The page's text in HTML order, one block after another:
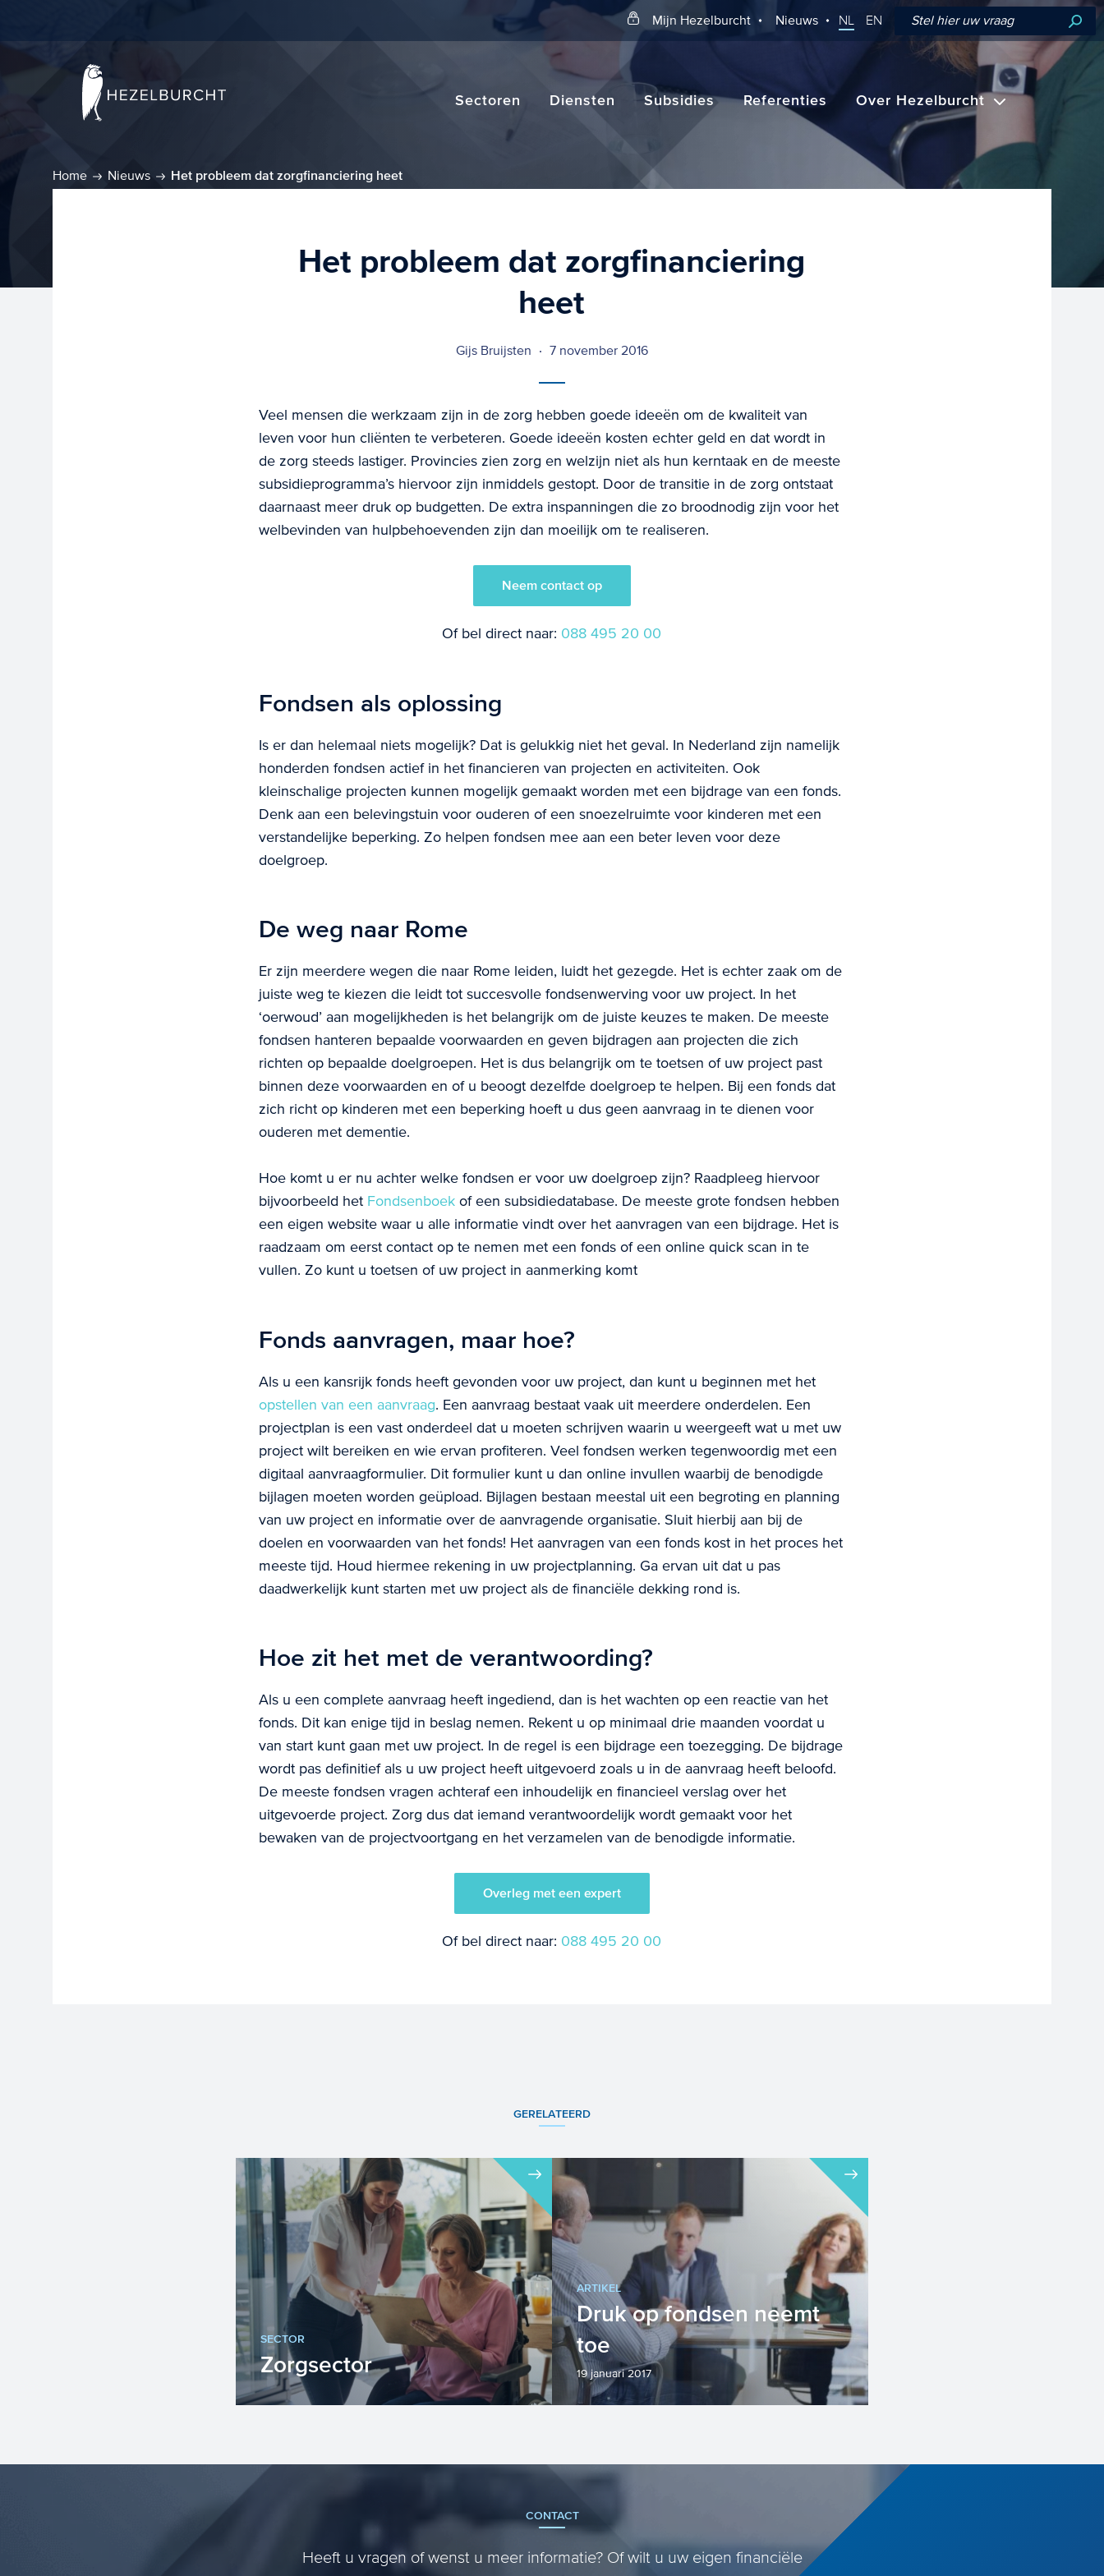
Mijn Hezelburcht Nieuws NL EN
Zoeken
Sectoren Diensten Subsidies Referenties Over Hezelburcht
Home Nieuws Het probleem dat zorgfinanciering heet
Het probleem dat zorgfinanciering
heet
Gijs Bruijsten 7 november 2016
Veel mensen die werkzaam zijn in de zorg hebben goede ideeën om de kwaliteit van
leven voor hun cliënten te verbeteren. Goede ideeën kosten echter geld en dat wordt in
de zorg steeds lastiger. Provincies zien zorg en welzijn niet als hun kerntaak en de meeste
subsidieprogramma’s hiervoor zijn inmiddels gestopt. Door de transitie in de zorg ontstaat
daarnaast meer druk op budgetten. De extra inspanningen die zo broodnodig zijn voor het
welbevinden van hulpbehoevenden zijn dan moeilijk om te realiseren.
Neem contact op
Of bel direct naar: 088 495 20 00
Fondsen als oplossing
Is er dan helemaal niets mogelijk? Dat is gelukkig niet het geval. In Nederland zijn namelijk
honderden fondsen actief in het financieren van projecten en activiteiten. Ook
kleinschalige projecten kunnen mogelijk gemaakt worden met een bijdrage van een fonds.
Denk aan een belevingstuin voor ouderen of een snoezelruimte voor kinderen met een
verstandelijke beperking. Zo helpen fondsen mee aan een beter leven voor deze
doelgroep.
De weg naar Rome
Er zijn meerdere wegen die naar Rome leiden, luidt het gezegde. Het is echter zaak om de
juiste weg te kiezen die leidt tot succesvolle fondsenwerving voor uw project. In het
‘oerwoud’ aan mogelijkheden is het belangrijk om de juiste keuzes te maken. De meeste
fondsen hanteren bepaalde voorwaarden en geven bijdragen aan projecten die zich
richten op bepaalde doelgroepen. Het is dus belangrijk om te toetsen of uw project past
binnen deze voorwaarden en of u beoogt dezelfde doelgroep te helpen. Bij een fonds dat
zich richt op kinderen met een beperking hoeft u dus geen aanvraag in te dienen voor
ouderen met dementie.
Hoe komt u er nu achter welke fondsen er voor uw doelgroep zijn? Raadpleeg hiervoor
bijvoorbeeld het Fondsenboekof een subsidiedatabase. De meeste grote fondsen hebben
een eigen website waar u alle informatie vindt over het aanvragen van een bijdrage. Het is
raadzaam om eerst contact op te nemen met een fonds of een online quick scan in te
vullen. Zo kunt u toetsen of uw project in aanmerking komt
Fonds aanvragen, maar hoe?
Als u een kansrijk fonds heeft gevonden voor uw project, dan kunt u beginnen met het
opstellen van een aanvraag. Een aanvraag bestaat vaak uit meerdere onderdelen. Een
projectplan is een vast onderdeel dat u moeten schrijven waarin u weergeeft wat u met uw
project wilt bereiken en wie ervan profiteren. Veel fondsen werken tegenwoordig met een
digitaal aanvraagformulier. Dit formulier kunt u dan online invullen waarbij de benodigde
bijlagen moeten worden geüpload. Bijlagen bestaan meestal uit een begroting en planning
van uw project en informatie over de aanvragende organisatie. Sluit hierbij aan bij de
doelen en voorwaarden van het fonds! Het aanvragen van een fonds kost in het proces het
meeste tijd. Houd hiermee rekening in uw projectplanning. Ga ervan uit dat u pas
daadwerkelijk kunt starten met uw project als de financiële dekking rond is.
Hoe zit het met de verantwoording?
Als u een complete aanvraag heeft ingediend, dan is het wachten op een reactie van het
fonds. Dit kan enige tijd in beslag nemen. Rekent u op minimaal drie maanden voordat u
van start kunt gaan met uw project. In de regel is een bijdrage een toezegging. De bijdrage
wordt pas definitief als u uw project heeft uitgevoerd zoals u in de aanvraag heeft beloofd.
De meeste fondsen vragen achteraf een inhoudelijk en financieel verslag over het
uitgevoerde project. Zorg dus dat iemand verantwoordelijk wordt gemaakt voor het
bewaken van de projectvoortgang en het verzamelen van de benodigde informatie.
Overleg met een expert
Of bel direct naar: 088 495 20 00
GERELATEERD
SECTOR
Zorgsector
speelt deze vraag ook binnen uw
ARTIKEL
Druk op fondsen neemt
toe
19 januari 2017
fondsenwervingsbeleid? Vangt u
CONTACT
Heeft u vragen of wenst u meer informatie? Of wilt u uw eigen financiële